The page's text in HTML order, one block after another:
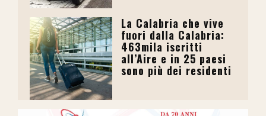
La Calabria che vive
fuori dalla Calabria:
463mila iscritti
all’Aire e in 25 paesi
sono più dei residenti